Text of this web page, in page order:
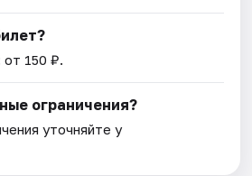
от 150 ₽.
ограничения?
уточняйте у